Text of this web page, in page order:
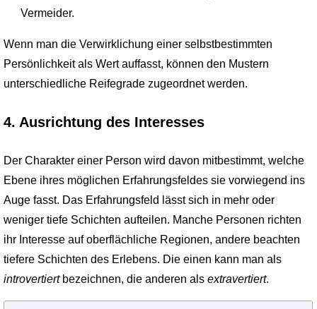
Vermeider.
Wenn man die Verwirklichung einer selbstbestimmten
Persönlichkeit als Wert auffasst, können den Mustern
unterschiedliche Reifegrade zugeordnet werden.
4. Ausrichtung des Interesses
Der Charakter einer Person wird davon mitbestimmt, welche
Ebene ihres möglichen Erfahrungsfeldes sie vorwiegend ins
Auge fasst. Das Erfahrungsfeld lässt sich in mehr oder
weniger tiefe Schichten aufteilen. Manche Personen richten
ihr Interesse auf oberflächliche Regionen, andere beachten
tiefere Schichten des Erlebens. Die einen kann man als
introvertiertbezeichnen, die anderen als extravertiert.